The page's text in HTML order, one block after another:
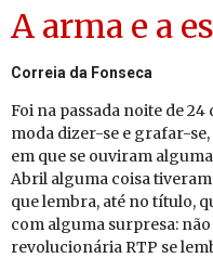
A arma e a
Correia da Fonseca
Foi na passada noite de
moda dizer-se e grafar-
em que se ouviram
Abril alguma coisa
que lembra, até no título,
com alguma surpresa:
revolucionária RTP se